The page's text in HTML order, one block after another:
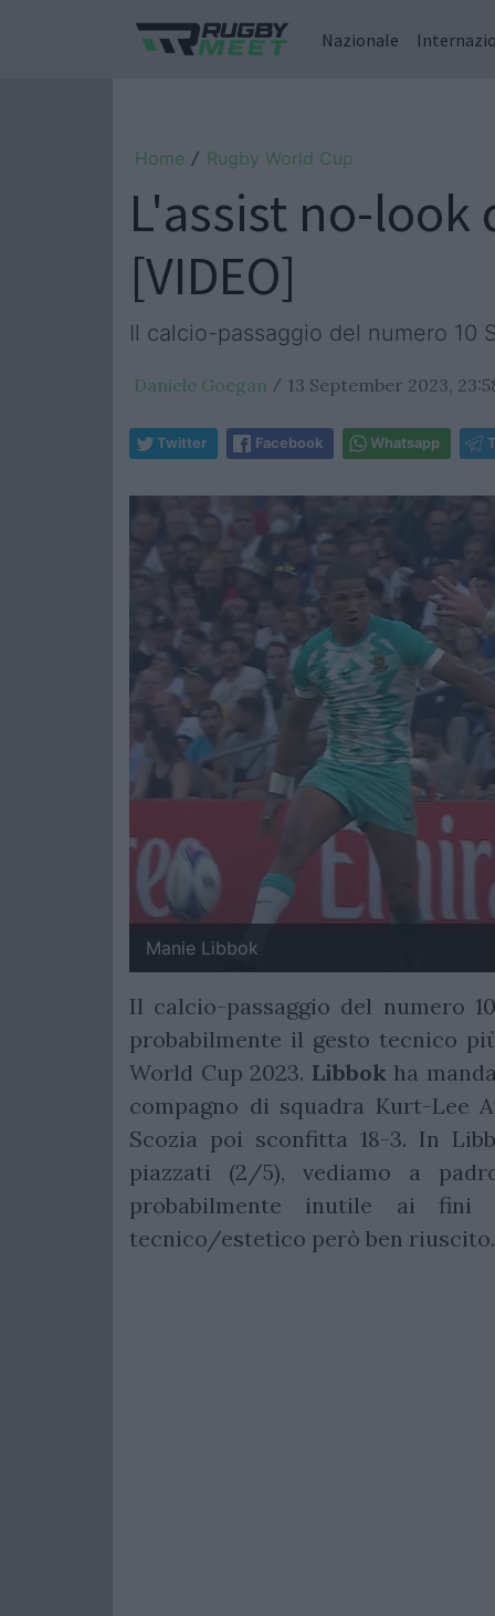
Nazionale
Home / Rugby World Cup
L'assist no-look
[VIDEO]
Il calcio-passaggio del numero 10
Daniele Goegan / 13 September 2023,
Twitter Facebook Whatsapp
Manie Libbok
Il calcio-passaggio del numero
probabilmente il gesto tecnico
World Cup 2023. Libbok ha
compagno di squadra Kurt-Lee
Scozia poi sconfitta 18-3. In
piazzati (2/5), vediamo a
probabilmente inutile ai
tecnico/estetico però ben riuscito.